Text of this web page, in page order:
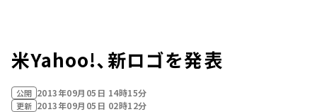
米Yahoo!、新ロゴを発表
公開 2013年09月05日 14時15分
更新 2013年09月05日 02時12分